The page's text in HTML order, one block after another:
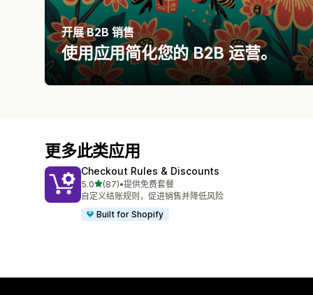
开展 B2B 销售
使用应用简化您的 B2B 运营。
更多此类应用
Checkout Rules & Discounts
5.0星（满分 5 星）
(87)
总共 87 条评论
•提供免费套餐
自定义结账规则，促进销售并降低风险
Built for Shopify